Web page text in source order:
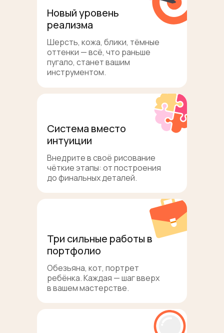
Новый уровень
реализма
Шерсть, кожа, блики, тёмные
оттенки — всё, что раньше
пугало, станет вашим
инструментом.
Система вместо
интуиции
Внедрите в своё рисование
чёткие этапы: от построения
до финальных деталей.
Три сильные работы в
портфолио
Обезьяна, кот, портрет
ребёнка. Каждая — шаг вверх
в вашем мастерстве.